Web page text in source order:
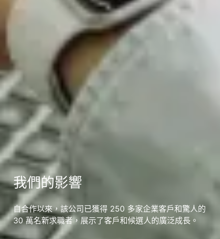
我們的影響
自合作以來，該公司已獲得 250 多家企業客戶和驚人的
30 萬名新求職者，展示了客戶和候選人的廣泛成長。